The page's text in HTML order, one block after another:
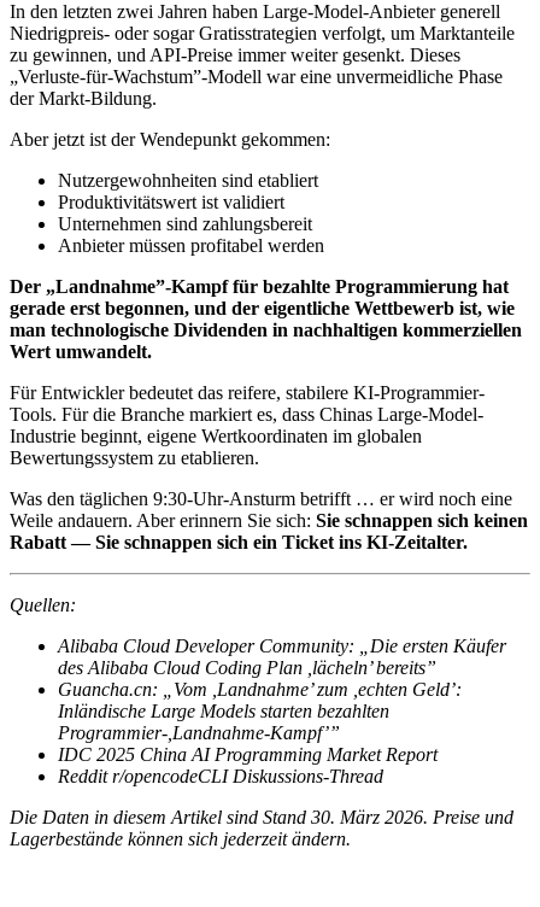
In den letzten zwei Jahren haben Large-Model-Anbieter generell
Niedrigpreis- oder sogar Gratisstrategien verfolgt, um Marktanteile
zu gewinnen, und API-Preise immer weiter gesenkt. Dieses
„Verluste-für-Wachstum”-Modell war eine unvermeidliche Phase
der Markt-Bildung.
Aber jetzt ist der Wendepunkt gekommen:
Nutzergewohnheiten sind etabliert
Produktivitätswert ist validiert
Unternehmen sind zahlungsbereit
Anbieter müssen profitabel werden
Der „Landnahme”-Kampf für bezahlte Programmierung hat
gerade erst begonnen, und der eigentliche Wettbewerb ist, wie
man technologische Dividenden in nachhaltigen kommerziellen
Wert umwandelt.
Für Entwickler bedeutet das reifere, stabilere KI-Programmier-
Tools. Für die Branche markiert es, dass Chinas Large-Model-
Industrie beginnt, eigene Wertkoordinaten im globalen
Bewertungssystem zu etablieren.
Was den täglichen 9:30-Uhr-Ansturm betrifft … er wird noch eine
Weile andauern. Aber erinnern Sie sich: Sie schnappen sich keinen
Rabatt — Sie schnappen sich ein Ticket ins KI-Zeitalter.
Quellen:
Alibaba Cloud Developer Community: „Die ersten Käufer
des Alibaba Cloud Coding Plan ,lächeln’ bereits”
Guancha.cn: „Vom ,Landnahme’ zum ,echten Geld’:
Inländische Large Models starten bezahlten
Programmier-,Landnahme-Kampf’”
IDC 2025 China AI Programming Market Report
Reddit r/opencodeCLI Diskussions-Thread
Die Daten in diesem Artikel sind Stand 30. März 2026. Preise und
Lagerbestände können sich jederzeit ändern.